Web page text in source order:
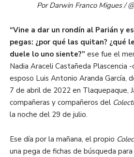
Por Darwin Franco Migues /
“Vine a dar un rondín al Parián y
pegas: ¿por qué las quitan? ¿qué
duele lo uno siente?” ese fue el
Nadia Araceli Castañeda Plascencia -
esposo Luis Antonio Aranda García,
7 de abril de 2022 en Tlaquepaque,
compañeras y compañeros del
la noche del 29 de julio.
Ese día por la mañana, el propio
una pega de fichas de búsqueda